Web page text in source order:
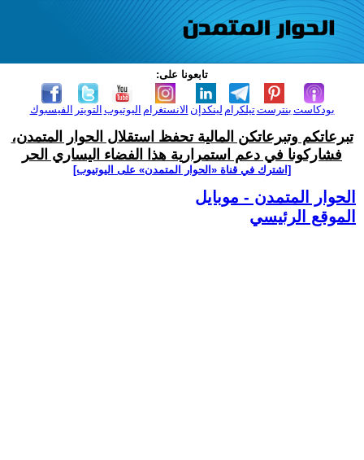
تابعونا على:
الفيسبوك التويتر اليوتيوب الانستغرام لينكدإن تيلكرامبنترست بودكاست
تبرعاتكم وتبرعاتكن المالية تحفظ استقلال الحوار المتمدن،
فشاركونا في دعم استمرارية هذا الفضاء اليساري الحر
[اشترك في قناة ‫«الحوار المتمدن» على اليوتيوب]
الحوار المتمدن - موبايل
الموقع الرئيسي